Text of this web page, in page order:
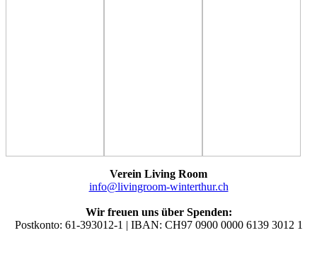
Verein Living Room
info@livingroom-winterthur.ch
Wir freuen uns über Spenden:
Postkonto: 61-393012-1 | IBAN: CH97 0900 0000 6139 3012 1